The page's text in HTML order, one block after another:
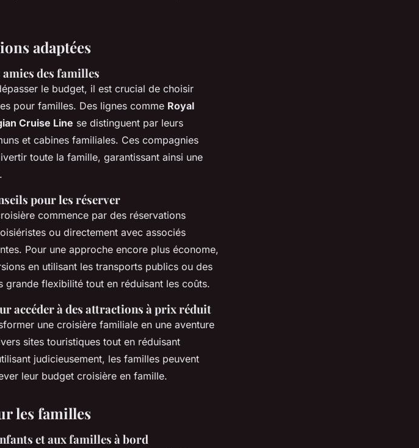
adaptées
des familles
le budget, il est crucial de choisir
pour familles. Des lignes comme Royal
Cruise Line se distinguent par leurs
et cabines familiales. Ces compagnies
toute la famille, garantissant ainsi une
pour les réserver
commence par des réservations
ou directement avec associés
Pour une approche encore plus économe,
en utilisant les transports publics ou des
grande flexibilité tout en réduisant les coûts.
accéder à des attractions à prix réduit
une croisière familiale en une aventure
sites touristiques tout en réduisant
judicieusement, les familles peuvent
leur budget croisière en famille.
les familles
et aux familles à bord